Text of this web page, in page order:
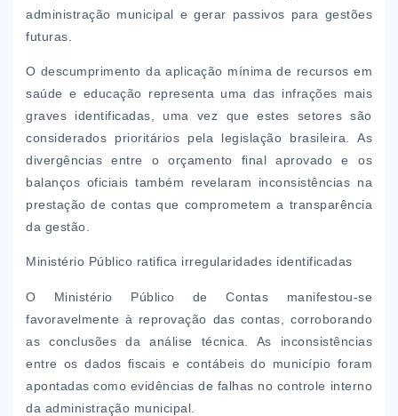
administração municipal e gerar passivos para gestões
futuras.
O descumprimento da aplicação mínima de recursos em
saúde e educação representa uma das infrações mais
graves identificadas, uma vez que estes setores são
considerados prioritários pela legislação brasileira. As
divergências entre o orçamento final aprovado e os
balanços oficiais também revelaram inconsistências na
prestação de contas que comprometem a transparência
da gestão.
Ministério Público ratifica irregularidades identificadas
O Ministério Público de Contas manifestou-se
favoravelmente à reprovação das contas, corroborando
as conclusões da análise técnica. As inconsistências
entre os dados fiscais e contábeis do município foram
apontadas como evidências de falhas no controle interno
da administração municipal.